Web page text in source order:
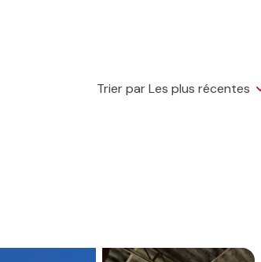
Trier par Les plus récentes